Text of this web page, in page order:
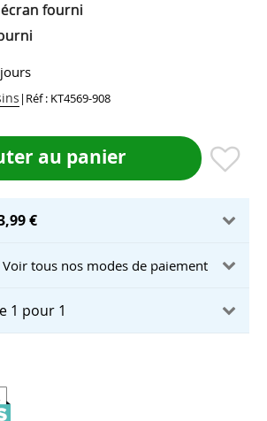
fourni
| Réf : KT4569-908
au panier
€
Voir tous nos modes de paiement
1 pour 1